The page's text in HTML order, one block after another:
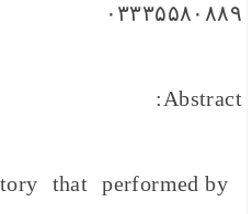
۰۳۳۳۵۵۸۰۸۸۹
Abstract:
that performed by